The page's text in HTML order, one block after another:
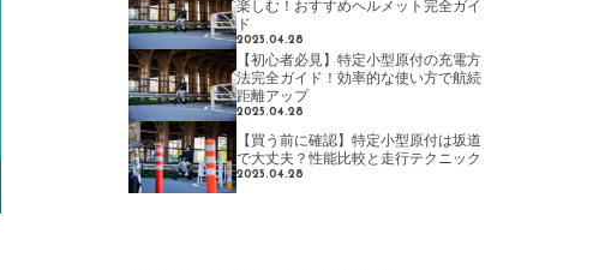
楽しむ！おすすめヘルメット完全ガイ
ド
2025.04.28
【初心者必見】特定小型原付の充電方
法完全ガイド！効率的な使い方で航続
距離アップ
2025.04.28
【買う前に確認】特定小型原付は坂道
で大丈夫？性能比較と走行テクニック
2025.04.28